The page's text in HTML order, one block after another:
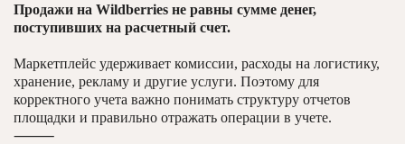
Продажи на Wildberries не равны сумме денег,
поступивших на расчетный счет.
Маркетплейс удерживает комиссии, расходы на логистику,
хранение, рекламу и другие услуги. Поэтому для
корректного учета важно понимать структуру отчетов
площадки и правильно отражать операции в учете.
⸻